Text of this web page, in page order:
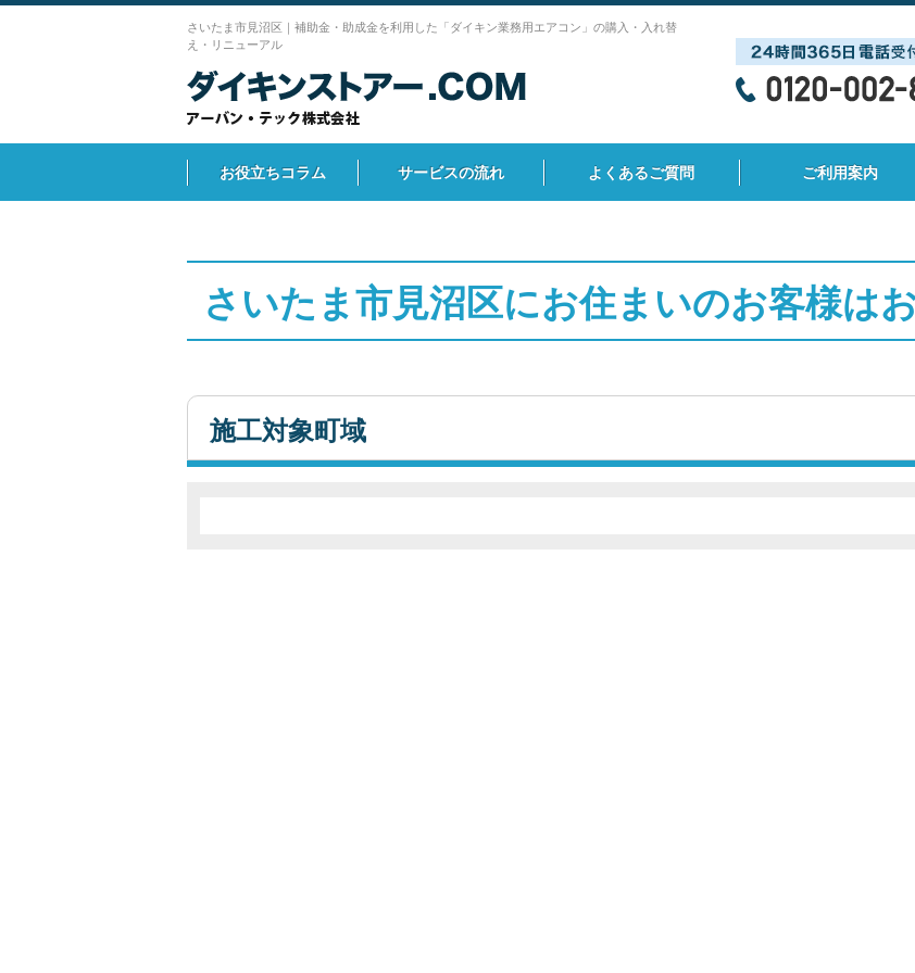
さいたま市見沼区｜補助金・助成金を利用した「ダイキン業務用エアコン」の購入・入れ替
え・リニューアル
お役立ちコラム サービスの流れ よくあるご質問 ご利用案内
さいたま市見沼区にお住まいのお客様は
施工対象町域